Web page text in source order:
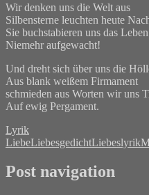
Wir denken uns die Welt aus
Silbensterne leuchten heute
Sie buchstabieren uns das Leben
Niemehr aufgewacht!
Und dreht sich über uns die
Aus blank weißem Firmament
schmieden aus Worten wir uns
Auf ewig Pergament.
Lyrik
LiebeLiebesgedichtLiebeslyrik
Post navigation